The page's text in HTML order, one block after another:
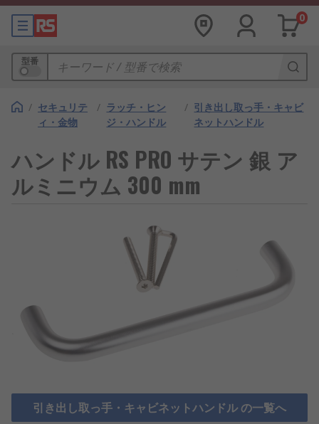
0
型番
/ セキュリテ
ィ・金物
/ ラッチ・ヒン
ジ・ハンドル
/ 引き出し取っ手・キャビ
ネットハンドル
ハンドル RS PRO サテン 銀 ア
ルミニウム 300 mm
引き出し取っ手・キャビネットハンドル の一覧へ